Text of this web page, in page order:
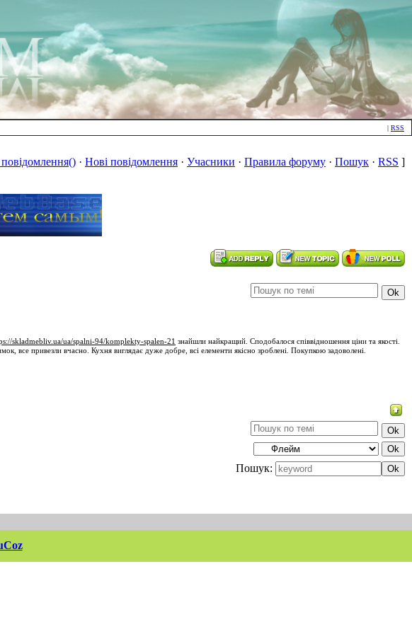
| RSS
· Нові повідомлення · Учасники · Правила форуму · Пошук · RSS ]
skladmebliv.ua/ua/spalni-94/komplekty-spalen-21 знайшли найкращий. Сподобалося співвідношення ціни та якості.
все привезли вчасно. Кухня виглядає дуже добре, всі елементи якісно зроблені. Покупкою задоволені.
Пошук: